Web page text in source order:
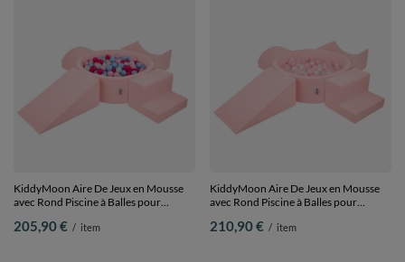
KiddyMoon Aire De Jeux en Mousse
avec Rond Piscine à Balles pour
foncé/babyblue/menthe, Piscine (200
205,90 € / item
KiddyMoon Aire De Jeux en Mousse
avec Rond Piscine à Balles pour
poudre/perle/transparent, Piscine
210,90 € / item